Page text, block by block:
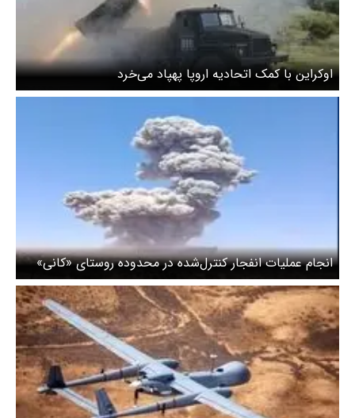
اوکراین با کمک اتحادیه اروپا پهپاد می‌خرد
انجام عملیات انفجار کنترل‌شده در محدوده روستای «کانی»
قشم